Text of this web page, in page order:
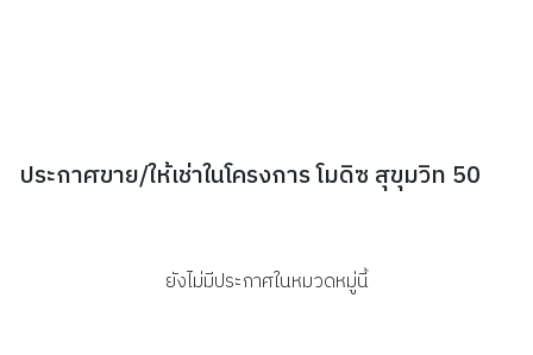
ประกาศขาย/ให้เช่าในโครงการ โมดิซ สุขุมวิท 50
ยังไม่มีประกาศในหมวดหมู่นี้